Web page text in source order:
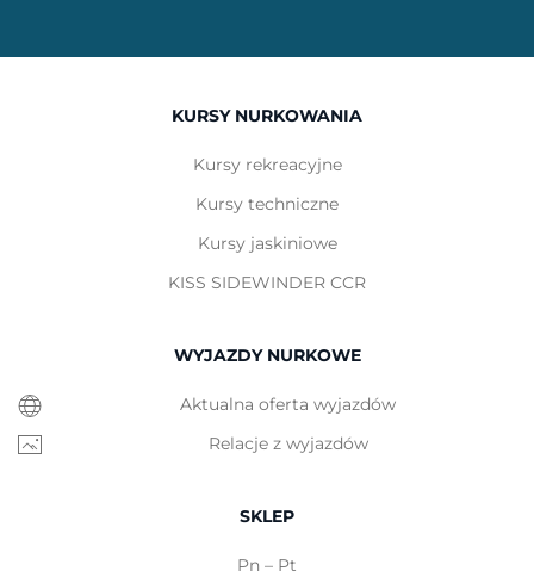
KURSY NURKOWANIA
Kursy rekreacyjne
Kursy techniczne
Kursy jaskiniowe
KISS SIDEWINDER CCR
WYJAZDY NURKOWE
Aktualna oferta wyjazdów
Relacje z wyjazdów
SKLEP
Pn – Pt